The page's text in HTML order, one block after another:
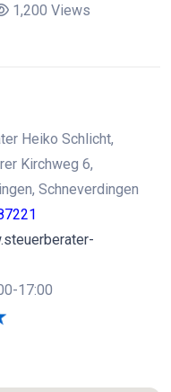
1,200 Views
Heiko Schlicht,
Kirchweg 6,
Schneverdingen
17:00